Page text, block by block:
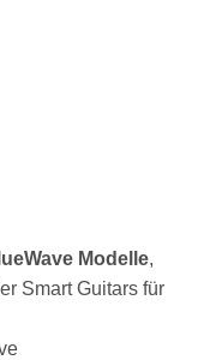
Modelle,
Smart Guitars für